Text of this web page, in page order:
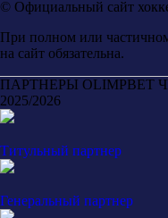
© Официальный сайт
При полном или
на сайт обязательна.
ПАРТНЕРЫ
2025/2026
Титульный партнер
Генеральный партнер